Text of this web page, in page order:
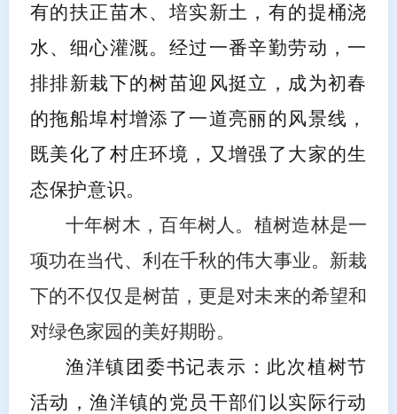
有的扶正苗木、培实新土，有的提桶浇
水、细心灌溉。经过一番辛勤劳动，一
排排新栽下的树苗迎风挺立，成为初春
的拖船埠村增添了一道亮丽的风景线，
既美化了村庄环境，又增强了大家的生
态保护意识。
十年树木，百年树人。植树造林是一
项功在当代、利在千秋的伟大事业。新栽
下的不仅仅是树苗，更是对未来的希望和
对绿色家园的美好期盼。
渔洋镇团委书记表示：此次植树节
活动，渔洋镇的党员干部们以实际行动